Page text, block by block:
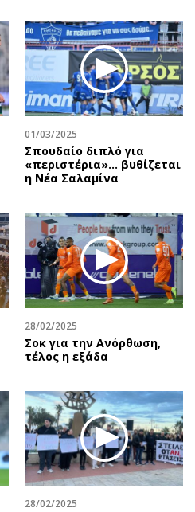
01/03/2025
Σπουδαίο διπλό για
«περιστέρια»... βυθίζεται
η Νέα Σαλαμίνα
28/02/2025
Σοκ για την Ανόρθωση,
τέλος η εξάδα
28/02/2025